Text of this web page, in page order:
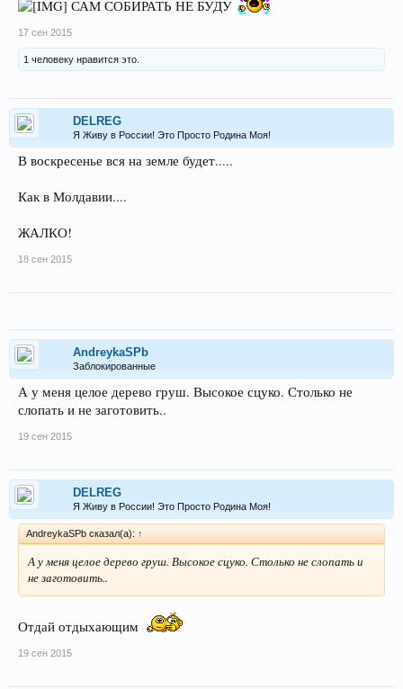
САМ СОБИРАТЬ НЕ БУДУ
17 сен 2015
1 человеку нравится это.
DELREG
Я Живу в России! Это Просто Родина Моя!
В воскресенье вся на земле будет.....
Как в Молдавии....
ЖАЛКО!
18 сен 2015
AndreykaSPb
Заблокированные
А у меня целое дерево груш. Высокое сцуко. Столько не
слопать и не заготовить..
19 сен 2015
DELREG
Я Живу в России! Это Просто Родина Моя!
AndreykaSPb сказал(а): ↑
А у меня целое дерево груш. Высокое сцуко. Столько не слопать и
не заготовить..
Отдай отдыхающим
19 сен 2015